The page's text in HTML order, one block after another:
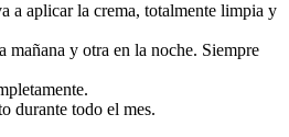
a aplicar la crema, totalmente limpia y
mañana y otra en la noche. Siempre
durante todo el mes.